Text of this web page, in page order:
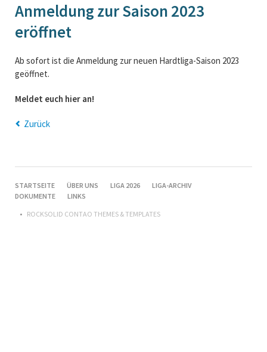
Anmeldung zur Saison 2023
eröffnet
Ab sofort ist die Anmeldung zur neuen Hardtliga-Saison 2023
geöffnet.
Meldet euch hier an!
Zurück
NAVIGATION
ÜBERSPRINGEN
STARTSEITE ÜBER UNS LIGA 2026
LIGA-ARCHIV
DOKUMENTE
LINKS
ROCKSOLID CONTAO THEMES & TEMPLATES